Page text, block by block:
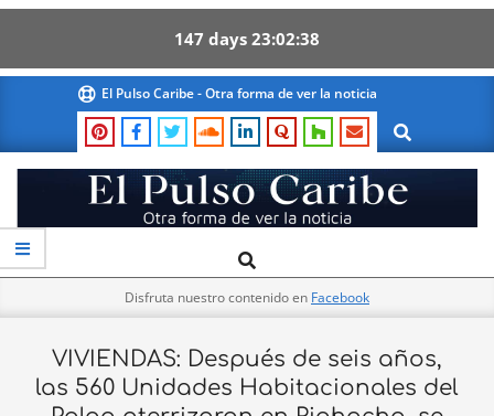
147 days 23 02 38
content
El Pulso Caribe - Otra forma de ver la noticia
Search
El
Pulso
Primary
Navigation
Search
Disfruta nuestro contenido en Facebook
VIVIENDAS: Después de seis años,
las 560 Unidades Habitacionales del